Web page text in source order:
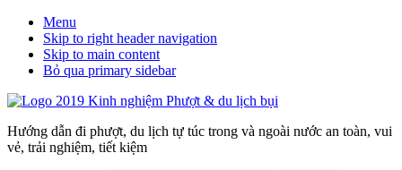
Menu
Skip to right header navigation
Skip to main content
Bỏ qua primary sidebar
Hướng dẫn đi phượt, du lịch tự túc trong và ngoài nước an toàn, vui
vẻ, trải nghiệm, tiết kiệm